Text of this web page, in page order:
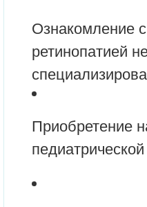
Ознакомление
ретинопатией
Приобретение